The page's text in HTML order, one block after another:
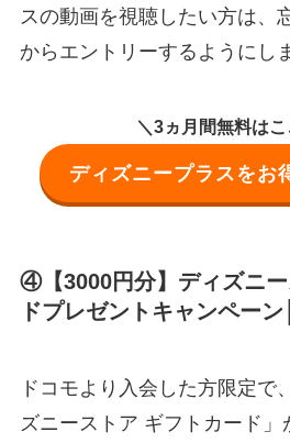
スの動画を視聴したい方は、
からエントリーするようにし
＼3ヵ月間無料は
ディズニープラスをお
④【3000円分】ディズニ
ドプレゼントキャンペー
ドコモより入会した方限定で
ズニーストア ギフトカード」